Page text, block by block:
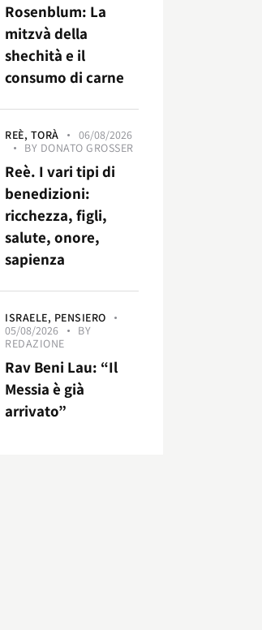
Rosenblum: La
mitzvà della
shechità e il
consumo di carne
REÈ, TORÀ
06/08/2026
BY DONATO GROSSER
Reè. I vari tipi di
benedizioni:
ricchezza, figli,
salute, onore,
sapienza
ISRAELE, PENSIERO
05/08/2026
BY
REDAZIONE
Rav Beni Lau: “Il
Messia è già
arrivato”